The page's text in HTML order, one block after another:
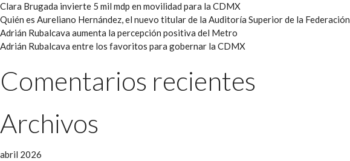
Clara Brugada invierte 5 mil mdp en movilidad para la CDMX
Quién es Aureliano Hernández, el nuevo titular de la Auditoría Superior de la Federación
Adrián Rubalcava aumenta la percepción positiva del Metro
Adrián Rubalcava entre los favoritos para gobernar la CDMX
Comentarios recientes
Archivos
abril 2026